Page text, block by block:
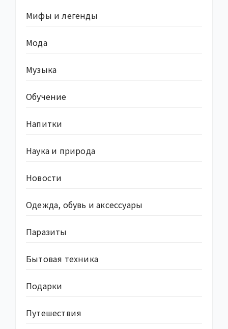
Мифы и легенды
Мода
Музыка
Обучение
Напитки
Наука и природа
Новости
Одежда, обувь и аксессуары
Паразиты
Бытовая техника
Подарки
Путешествия